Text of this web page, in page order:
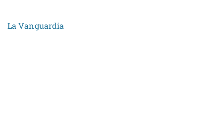
La Vanguardia